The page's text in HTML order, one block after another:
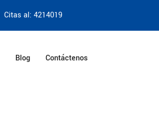
Citas al: 4214019
Blog Contáctenos